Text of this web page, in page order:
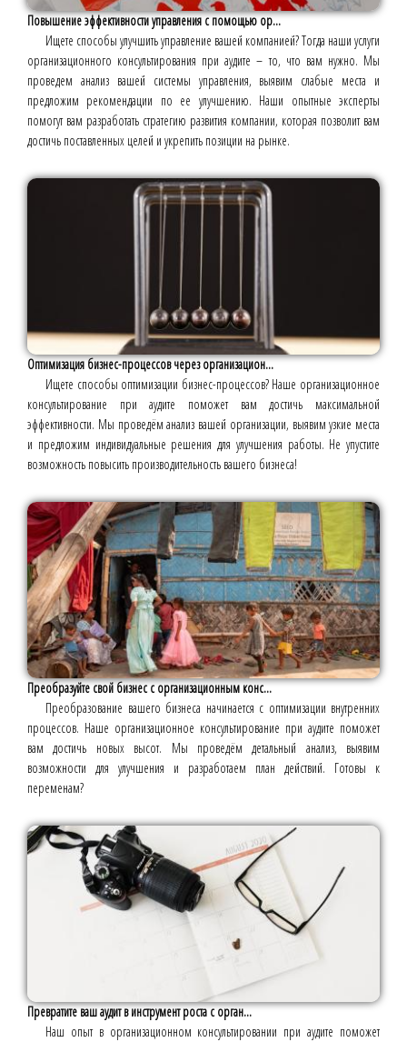
Повышение эффективности управления с помощью ор...
Ищете способы улучшить управление вашей компанией? Тогда наши услуги
организационного консультирования при аудите – то, что вам нужно. Мы
проведем анализ вашей системы управления, выявим слабые места и
предложим рекомендации по ее улучшению. Наши опытные эксперты
помогут вам разработать стратегию развития компании, которая позволит вам
достичь поставленных целей и укрепить позиции на рынке.
Оптимизация бизнес-процессов через организацион...
Ищете способы оптимизации бизнес-процессов? Наше организационное
консультирование при аудите поможет вам достичь максимальной
эффективности. Мы проведём анализ вашей организации, выявим узкие места
и предложим индивидуальные решения для улучшения работы. Не упустите
возможность повысить производительность вашего бизнеса!
Преобразуйте свой бизнес с организационным конс...
Преобразование вашего бизнеса начинается с оптимизации внутренних
процессов. Наше организационное консультирование при аудите поможет
вам достичь новых высот. Мы проведём детальный анализ, выявим
возможности для улучшения и разработаем план действий. Готовы к
переменам?
Превратите ваш аудит в инструмент роста с орган...
Наш опыт в организационном консультировании при аудите поможет